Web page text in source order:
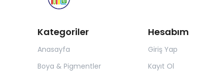
Kategoriler
Anasayfa
Boya & Pigmentler
Hesabım
Giriş Yap
Kayıt Ol